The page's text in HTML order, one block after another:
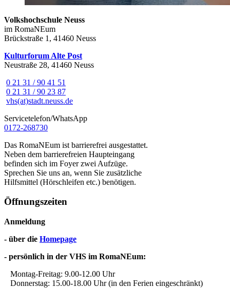
Volkshochschule Neuss
im RomaNEum
Brückstraße 1, 41460 Neuss
Kulturforum Alte Post
Neustraße 28, 41460 Neuss
0 21 31 / 90 41 51
0 21 31 / 90 23 87
vhs(at)stadt.neuss.de
Servicetelefon/WhatsApp
0172-268730
Das RomaNEum ist barrierefrei ausgestattet.
Neben dem barrierefreien Haupteingang
befinden sich im Foyer zwei Aufzüge.
Sprechen Sie uns an, wenn Sie zusätzliche
Hilfsmittel (Hörschleifen etc.) benötigen.
Öffnungszeiten
Anmeldung
- über die Homepage
- persönlich in der VHS im RomaNEum:
Montag-Freitag: 9.00-12.00 Uhr
Donnerstag: 15.00-18.00 Uhr (in den Ferien eingeschränkt)